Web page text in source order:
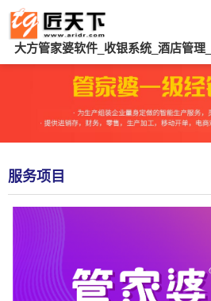
大方管家婆软件_收银系统_酒店管理
服务项目